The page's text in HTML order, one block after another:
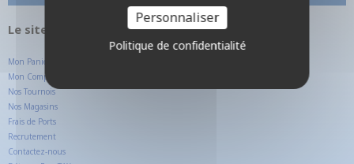
Le site internet UltraJeux.com
Mon Panier
Mon Compte Client
Nos Tournois
Nos Magasins
Frais de Ports
Recrutement
Contactez-nous
Personnaliser
Politique de confidentialité